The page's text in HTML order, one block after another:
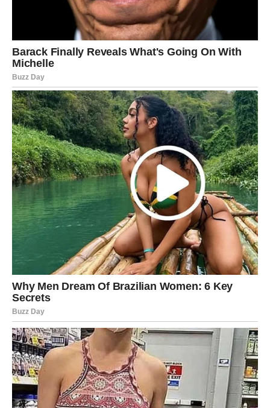
Sve što ste prošli sada dobija svoje pravo objašnjenje.
Sudbina vam vraća vjeru u sebe
Pred vama su veoma važni trenuci.
VODOLIJA
Zvijezde vam donose neočekivanu istinu ili vijest koja bi
vam mogla potpuno promijeniti planove za budućnost.
Jedna želja sada postaje mnogo bliža nego što mislite.
Sudbina vam daje odgovor koji mijenja
sve
Pred vama su veoma posebni trenuci.
RIBE
Ribe ulaze u veoma emotivan i intuitivan period.
Osjećaj koji ste dugo imali sada se pokazuje potpuno
tačnim.